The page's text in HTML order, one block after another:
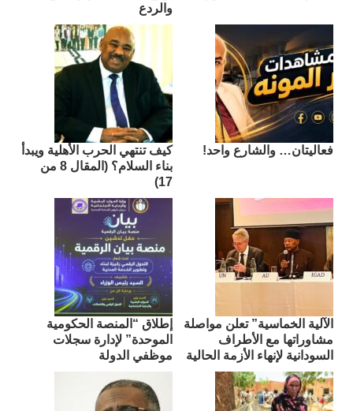
والردع
فعاليتان… والشارع واحد!
كيف تنتهي الحرب الأهلية ويبدأ
بناء السلام؟ (المقال 8 من
17)
الآلية الخماسية” تعلن مواصلة
مشاوراتها مع الأطراف
السودانية لإنهاء الأزمة الحالية
إطلاق “المنصة الحكومية
الموحدة” لإدارة سجلات
موظفي الدولة